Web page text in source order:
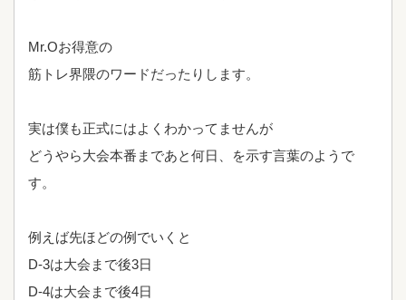
Mr.Oお得意の
筋トレ界隈のワードだったりします。
実は僕も正式にはよくわかってませんが
どうやら大会本番まであと何日、を示す言葉のようで
す。
例えば先ほどの例でいくと
D-3は大会まで後3日
D-4は大会まで後4日